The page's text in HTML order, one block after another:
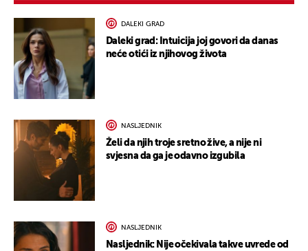
DALEKI GRAD
Daleki grad: Intuicija joj govori da danas
neće otići iz njihovog života
NASLJEDNIK
Želi da njih troje sretno žive, a nije ni
svjesna da ga je odavno izgubila
NASLJEDNIK
Nasljednik: Nije očekivala takve uvrede od